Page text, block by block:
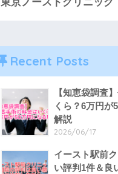
Recent Posts
【知恵袋調査
くら？6万円が
解説
2026/06/17
イースト駅前
い評判1件＆良